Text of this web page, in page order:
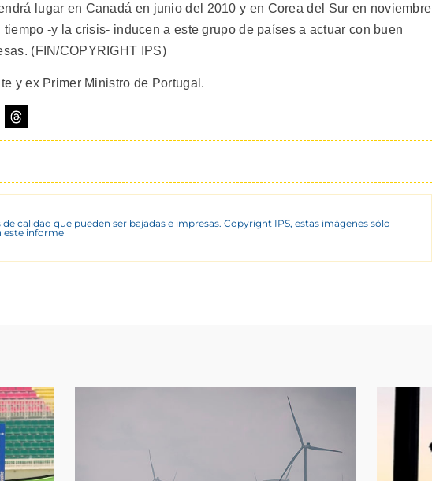
lugar en Canadá en junio del 2010 y en Corea del Sur en noviembre
-y la crisis- inducen a este grupo de países a actuar con buen
(FIN/COPYRIGHT IPS)
y ex Primer Ministro de Portugal.
calidad que pueden ser bajadas e impresas. Copyright IPS, estas imágenes sólo
este informe